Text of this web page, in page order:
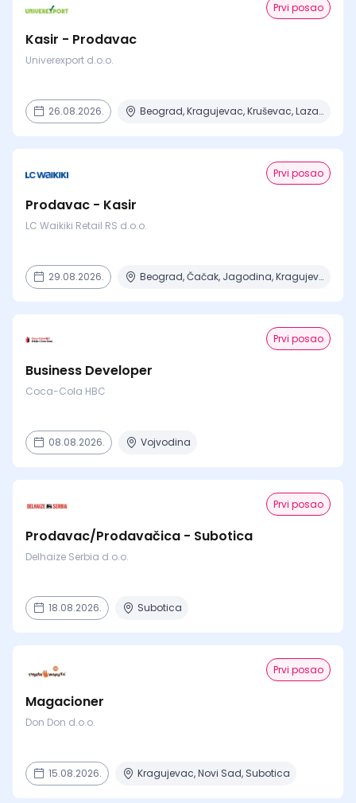
Prvi posao
Kasir - Prodavac
Univerexport d.o.o.
26.08.2026. Beograd, Kragujevac, Kruševac, Lazarevac, Mladenovac + 6 mesta
Prvi posao
Prodavac - Kasir
LC Waikiki Retail RS d.o.o.
29.08.2026. Beograd, Čačak, Jagodina, Kragujevac, Kruševac + 15 mesta
Prvi posao
Business Developer
Coca-Cola HBC
08.08.2026. Vojvodina
Prvi posao
Prodavac/Prodavačica - Subotica
Delhaize Serbia d.o.o.
18.08.2026. Subotica
Prvi posao
Magacioner
Don Don d.o.o.
15.08.2026. Kragujevac, Novi Sad, Subotica